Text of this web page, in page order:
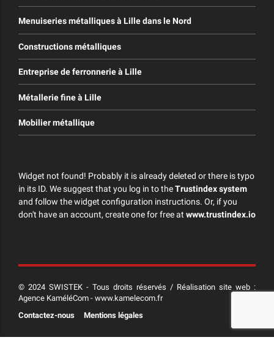
Menuiseries métalliques à Lille dans le Nord
Constructions métalliques
Entreprise de ferronnerie à Lille
Métallerie fine à Lille
Mobilier métallique
Widget not found! Probably it is already deleted or there is typo
in its ID. We suggest that you log in to theTrustindex system
and follow the widget configuration instructions. Or, if you
don't have an account, create one for free at www.trustindex.io
© 2024 SWISTEK - Tous droits réservés / Réalisation site web :
Agence KaméléCom - www.kamelecom.fr
Contactez-nous
Mentions légales